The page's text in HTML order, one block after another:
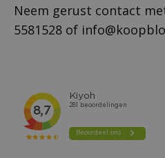
Neem gerust contact
5581528 of